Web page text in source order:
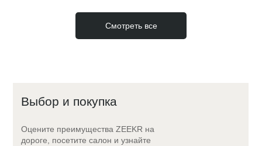
Смотреть все
Выбор и покупка
Оцените преимущества ZEEKR на
дороге, посетите салон и узнайте